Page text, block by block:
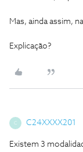
Mas, ainda assim,
Explicação?
C C24XXXX201
Existem 3